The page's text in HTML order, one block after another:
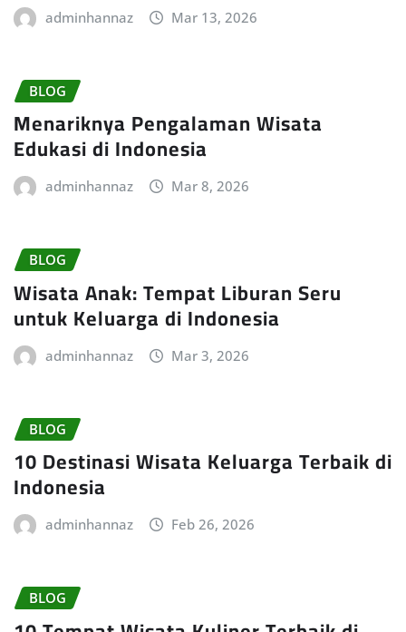
adminhannaz Mar 13, 2026
BLOG
Menariknya Pengalaman Wisata
Edukasi di Indonesia
adminhannaz Mar 8, 2026
BLOG
Wisata Anak: Tempat Liburan Seru
untuk Keluarga di Indonesia
adminhannaz Mar 3, 2026
BLOG
10 Destinasi Wisata Keluarga Terbaik di
Indonesia
adminhannaz Feb 26, 2026
BLOG